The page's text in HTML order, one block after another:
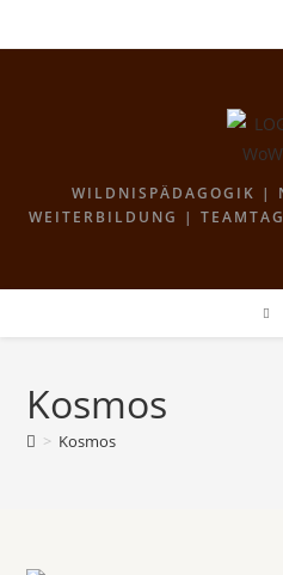
WILDNISPÄDAGOGIK |
WEITERBILDUNG |
Kosmos
> Kosmos